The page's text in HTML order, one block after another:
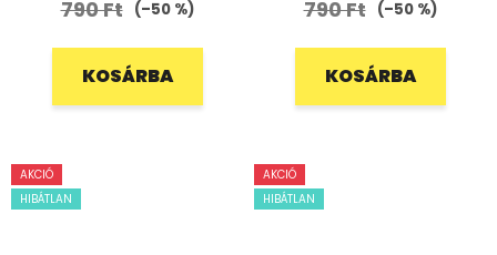
790 Ft (–50 %)
KOSÁRBA
790 Ft (–50 %)
KOSÁRBA
AKCIÓ
HIBÁTLAN
AKCIÓ
HIBÁTLAN